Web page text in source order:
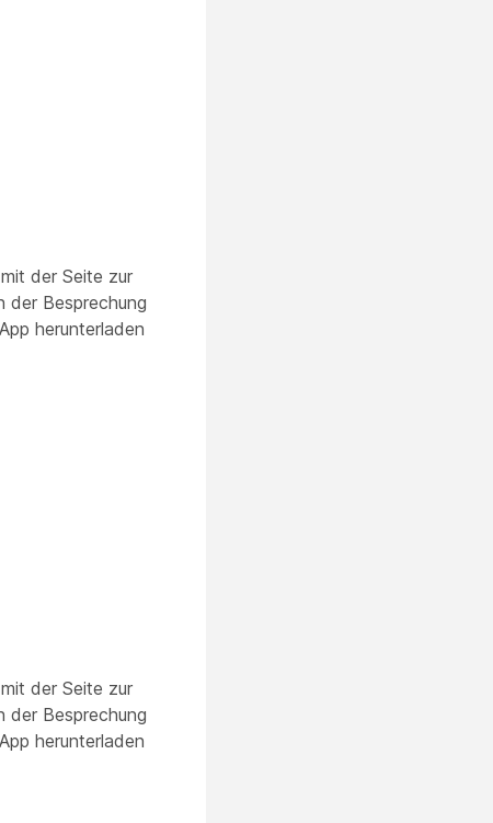
der Seite zur
der Besprechung
herunterladen
der Seite zur
der Besprechung
herunterladen